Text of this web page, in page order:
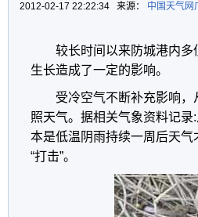
2012-02-17 22:22:34 来源： 中国天气网
较长时间以来防城港内
生长造成了一定的影响。
受冷空气不断补充影响
照天气。据相关气象资料记
本是低温阴雨持续一周后天
“打击”。